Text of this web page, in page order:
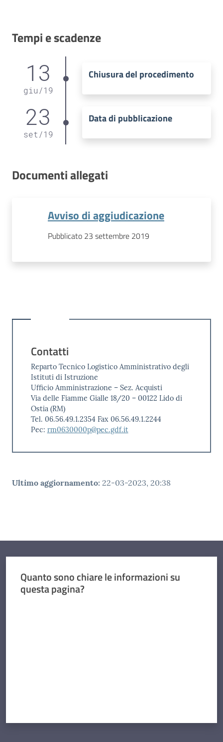
Tempi e scadenze
13
giu /19
Chiusura del procedimento
23
set /19
Data di pubblicazione
Documenti allegati
Avviso di aggiudicazione
Pubblicato 23 settembre 2019
Contatti
Reparto Tecnico Logistico Amministrativo degli
Istituti di Istruzione
Ufficio Amministrazione – Sez. Acquisti
Via delle Fiamme Gialle 18/20 – 00122 Lido di
Ostia (RM)
Tel. 06.56.49.1.2354 Fax 06.56.49.1.2244
Pec: rm0630000p@pec.gdf.it
Ultimo aggiornamento: 22-03-2023, 20:38
Quanto sono chiare le informazioni su
questa pagina?